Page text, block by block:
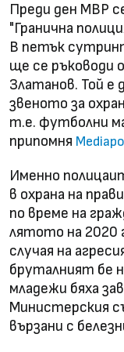
Преди ден МВР
"Гранична
В петък
ще се
Златанов. Той е
звеното за
т.е. футболни
припомня
Именно
в охрана на
по време на
лятото на 2020
случая на
бруталният бе
младежи бяха
Министерския
вързани с